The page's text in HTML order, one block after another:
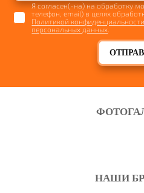
Я согласен(-на) на обработку
телефон, email) в целях
Политикой конфиденциальности
персональных данных
НАШИ